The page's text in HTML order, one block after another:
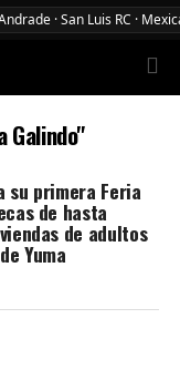
· San Luis RC ·
Galindo"
su primera Feria
de hasta
de adultos
Yuma